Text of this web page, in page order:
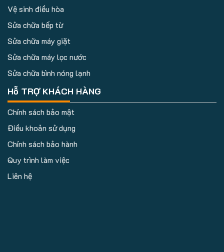
Vệ sinh điều hòa
Sửa chữa bếp từ
Sửa chữa máy giặt
Sửa chữa máy lọc nước
Sửa chữa bình nóng lạnh
Hỗ TRỢ KHÁCH HÀNG
Chính sách bảo mật
Điều khoản sử dụng
Chính sách bảo hành
Quy trình làm việc
Liên hệ